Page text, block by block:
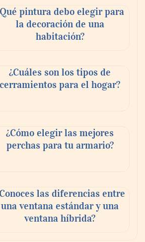
pintura debo elegir para
la decoración de una
habitación?
¿Cuáles son los tipos de
cerramientos para el hogar?
¿Cómo elegir las mejores
perchas para tu armario?
las diferencias entre
una ventana estándar y una
ventana híbrida?